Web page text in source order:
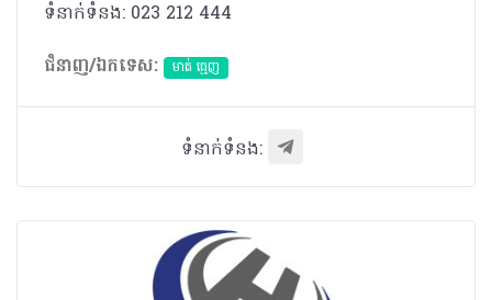
ទំនាក់ទំនង: 023 212 444
ជំនាញ/ឯកទេស:
មាត់ ធ្មេញ
ទំនាក់ទំនង: